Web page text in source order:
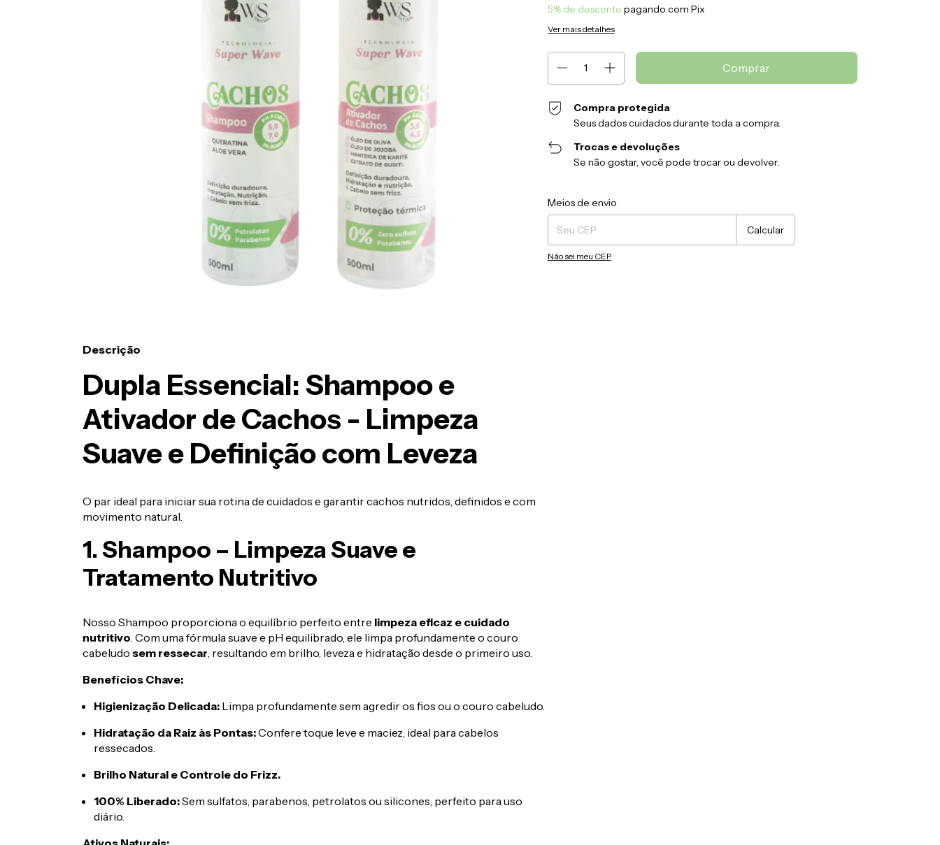
5% de desconto pagando com Pix
Ver mais detalhes
Compra protegida
Seus dados cuidados durante toda a compra.
Trocas e devoluções
Se não gostar, você pode trocar ou devolver.
Entregas para o CEP:
Meios de envio
Calcular
Não sei meu CEP
Descrição
Dupla Essencial: Shampoo e
Ativador de Cachos - Limpeza
Suave e Definição com Leveza
O par ideal para iniciar sua rotina de cuidados e garantir cachos nutridos, definidos e com
movimento natural.
1. Shampoo – Limpeza Suave e
Tratamento Nutritivo
Nosso Shampoo proporciona o equilíbrio perfeito entre limpeza eficaz e cuidado
nutritivo . Com uma fórmula suave e pH equilibrado, ele limpa profundamente o couro
cabeludo sem ressecar , resultando em brilho, leveza e hidratação desde o primeiro uso.
Benefícios Chave:
Higienização Delicada: Limpa profundamente sem agredir os fios ou o couro cabeludo.
Hidratação da Raiz às Pontas:Confere toque leve e maciez, ideal para cabelos
ressecados.
Brilho Natural e Controle do Frizz.
100% Liberado:Sem sulfatos, parabenos, petrolatos ou silicones, perfeito para uso
diário.